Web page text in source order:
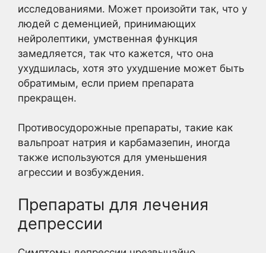
исследованиями. Может произойти так, что у
людей с деменцией, принимающих
нейролептики, умственная функция
замедляется, так что кажется, что она
ухудшилась, хотя это ухудшение может быть
обратимым, если прием препарата
прекращен.
Противосудорожные препараты, такие как
вальпроат натрия и карбамазепин, иногда
также используются для уменьшения
агрессии и возбуждения.
Препараты для лечения
депрессии